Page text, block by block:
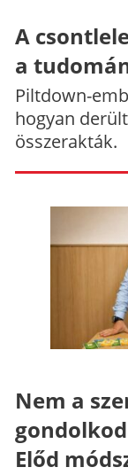
A
a
Piltdown-
hogyan
összerakták.
Nem a
Előd